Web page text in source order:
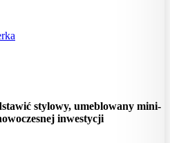
stylowy, umeblowany mini-
inwestycji